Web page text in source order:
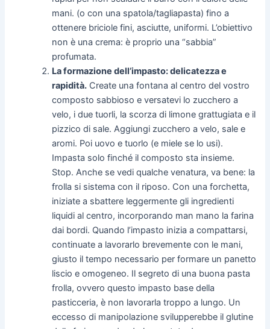
mani. (o con una spatola/tagliapasta) fino a
ottenere briciole fini, asciutte, uniformi. L’obiettivo
non è una crema: è proprio una “sabbia”
profumata.
La formazione dell’impasto: delicatezza e
rapidità. Create una fontana al centro del vostro
composto sabbioso e versatevi lo zucchero a
velo, i due tuorli, la scorza di limone grattugiata e il
pizzico di sale. Aggiungi zucchero a velo, sale e
aromi. Poi uovo e tuorlo (e miele se lo usi).
Impasta solo finché il composto sta insieme.
Stop. Anche se vedi qualche venatura, va bene: la
frolla si sistema con il riposo. Con una forchetta,
iniziate a sbattere leggermente gli ingredienti
liquidi al centro, incorporando man mano la farina
dai bordi. Quando l’impasto inizia a compattarsi,
continuate a lavorarlo brevemente con le mani,
giusto il tempo necessario per formare un panetto
liscio e omogeneo. Il segreto di una buona pasta
frolla, ovvero questo impasto base della
pasticceria, è non lavorarla troppo a lungo. Un
eccesso di manipolazione svilupperebbe il glutine